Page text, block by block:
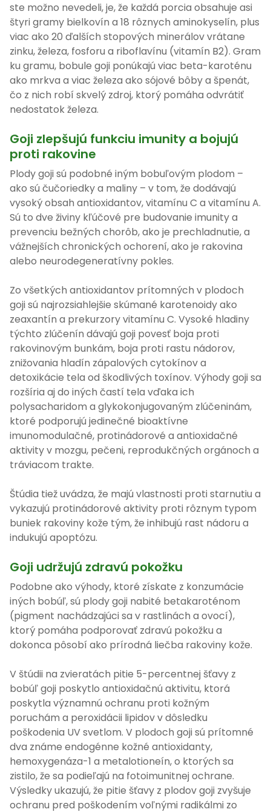
ste možno nevedeli, je, že každá porcia obsahuje asi
štyri gramy bielkovín a 18 rôznych aminokyselín, plus
viac ako 20 ďalších stopových minerálov vrátane
zinku, železa, fosforu a riboflavínu (vitamín B2). Gram
ku gramu, bobule goji ponúkajú viac beta-karoténu
ako mrkva a viac železa ako sójové bôby a špenát,
čo z nich robí skvelý zdroj, ktorý pomáha odvrátiť
nedostatok železa.
Goji zlepšujú funkciu imunity a bojujú
proti rakovine
Plody goji sú podobné iným bobuľovým plodom –
ako sú čučoriedky a maliny – v tom, že dodávajú
vysoký obsah antioxidantov, vitamínu C a vitamínu A.
Sú to dve živiny kľúčové pre budovanie imunity a
prevenciu bežných chorôb, ako je prechladnutie, a
vážnejších chronických ochorení, ako je rakovina
alebo neurodegeneratívny pokles.
Zo všetkých antioxidantov prítomných v plodoch
goji sú najrozsiahlejšie skúmané karotenoidy ako
zeaxantín a prekurzory vitamínu C. Vysoké hladiny
týchto zlúčenín dávajú goji povesť boja proti
rakovinovým bunkám, boja proti rastu nádorov,
znižovania hladín zápalových cytokínov a
detoxikácie tela od škodlivých toxínov. Výhody goji sa
rozšíria aj do iných častí tela vďaka ich
polysacharidom a glykokonjugovaným zlúčeninám,
ktoré podporujú jedinečné bioaktívne
imunomodulačné, protinádorové a antioxidačné
aktivity v mozgu, pečeni, reprodukčných orgánoch a
tráviacom trakte.
Štúdia tiež uvádza, že majú vlastnosti proti starnutiu a
vykazujú protinádorové aktivity proti rôznym typom
buniek rakoviny kože tým, že inhibujú rast nádoru a
indukujú apoptózu.
Goji udržujú zdravú pokožku
Podobne ako výhody, ktoré získate z konzumácie
iných bobúľ, sú plody goji nabité betakaroténom
(pigment nachádzajúci sa v rastlinách a ovocí),
ktorý pomáha podporovať zdravú pokožku a
dokonca pôsobí ako prírodná liečba rakoviny kože.
V štúdii na zvieratách pitie 5-percentnej šťavy z
bobúľ goji poskytlo antioxidačnú aktivitu, ktorá
poskytla významnú ochranu proti kožným
poruchám a peroxidácii lipidov v dôsledku
poškodenia UV svetlom. V plodoch goji sú prítomné
dva známe endogénne kožné antioxidanty,
hemoxygenáza-1 a metalotioneín, o ktorých sa
zistilo, že sa podieľajú na fotoimunitnej ochrane.
Výsledky ukazujú, že pitie šťavy z plodov goji zvyšuje
ochranu pred poškodením voľnými radikálmi zo